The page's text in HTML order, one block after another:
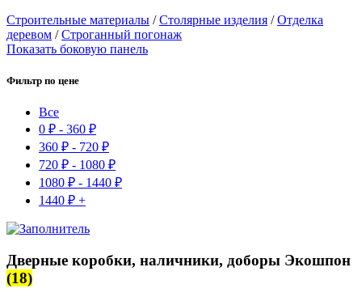
Строительные материалы /Столярные изделия /Отделка
деревом /Строганный погонаж
Показать боковую панель
Фильтр по цене
Все
0 ₽ - 360 ₽
360 ₽ - 720 ₽
720 ₽ - 1080 ₽
1080 ₽ - 1440 ₽
1440 ₽ +
Дверные коробки, наличники, доборы Экошпон
(18)